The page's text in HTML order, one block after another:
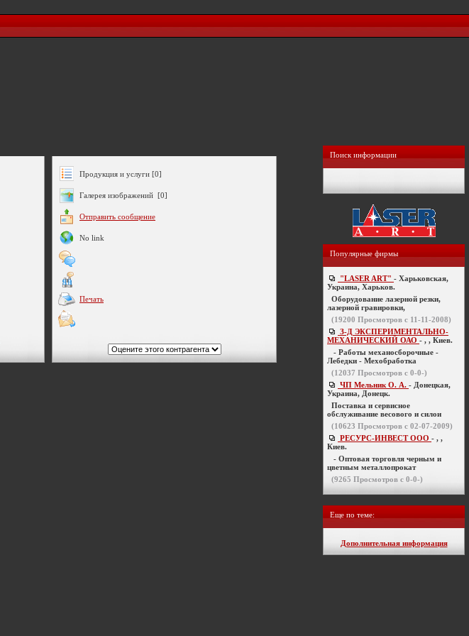
Продукция и услуги [0]
Галерея изображений [0]
Отправить сообщение
No link
Печать
Поиск информации
Популярные фирмы
"LASER ART" - Харьковская,
Украина, Харьков.
Оборудование лазерной резки,
лазерной гравировки,
(19200 Просмотров с 11-11-2008)
З-Д ЭКСПЕРИМЕНТАЛЬНО-
МЕХАНИЧЕСКИЙ ОАО - , , Киев.
- Работы механосборочные -
Лебедки - Мехобработка
(12037 Просмотров с 0-0-)
ЧП Мельник О. А. - Донецкая,
Украина, Донецк.
Поставка и сервисное
обслуживание весового и силои
(10623 Просмотров с 02-07-2009)
РЕСУРС-ИНВЕСТ ООО - , ,
Киев.
- Оптовая торговля черным и
цветным металлопрокат
(9265 Просмотров с 0-0-)
Еще по теме:
Дополнительная информация